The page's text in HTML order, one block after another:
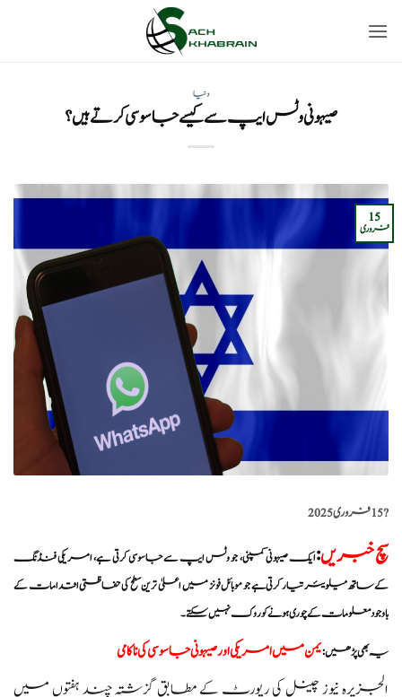
دنیا
صیہونی وٹس ایپ سے کیسے جاسوسی کرتے ہیں؟
15
فروری
?️15 فروری 2025
سچ خبریں:ایک صیہونی کمپنی، جو وٹس ایپ سے جاسوسی کرتی ہے، امریکی فنڈنگ
کے ساتھ میلویئر تیار کرتی ہے جو موبائل فونز میں اعلیٰ ترین سطح کی حفاظتی اقدامات کے
باوجود معلومات کے چوری ہونے کو روک نہیں سکتے۔
یہ بھی پڑھیں:یمن میں امریکی اور صیہونی جاسوسی کی ناکامی
الجزیرہ نیوز چینل کی رپورٹ کے مطابق گزشتہ چند ہفتوں میں